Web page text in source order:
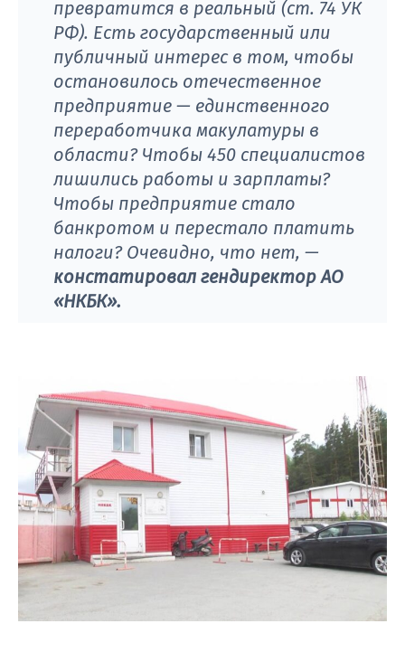
превратится в реальный (ст. 74 УК
РФ). Есть государственный или
публичный интерес в том, чтобы
остановилось отечественное
предприятие — единственного
переработчика макулатуры в
области? Чтобы 450 специалистов
лишились работы и зарплаты?
Чтобы предприятие стало
банкротом и перестало платить
налоги? Очевидно, что нет, —
констатировал гендиректор АО
«НКБК».